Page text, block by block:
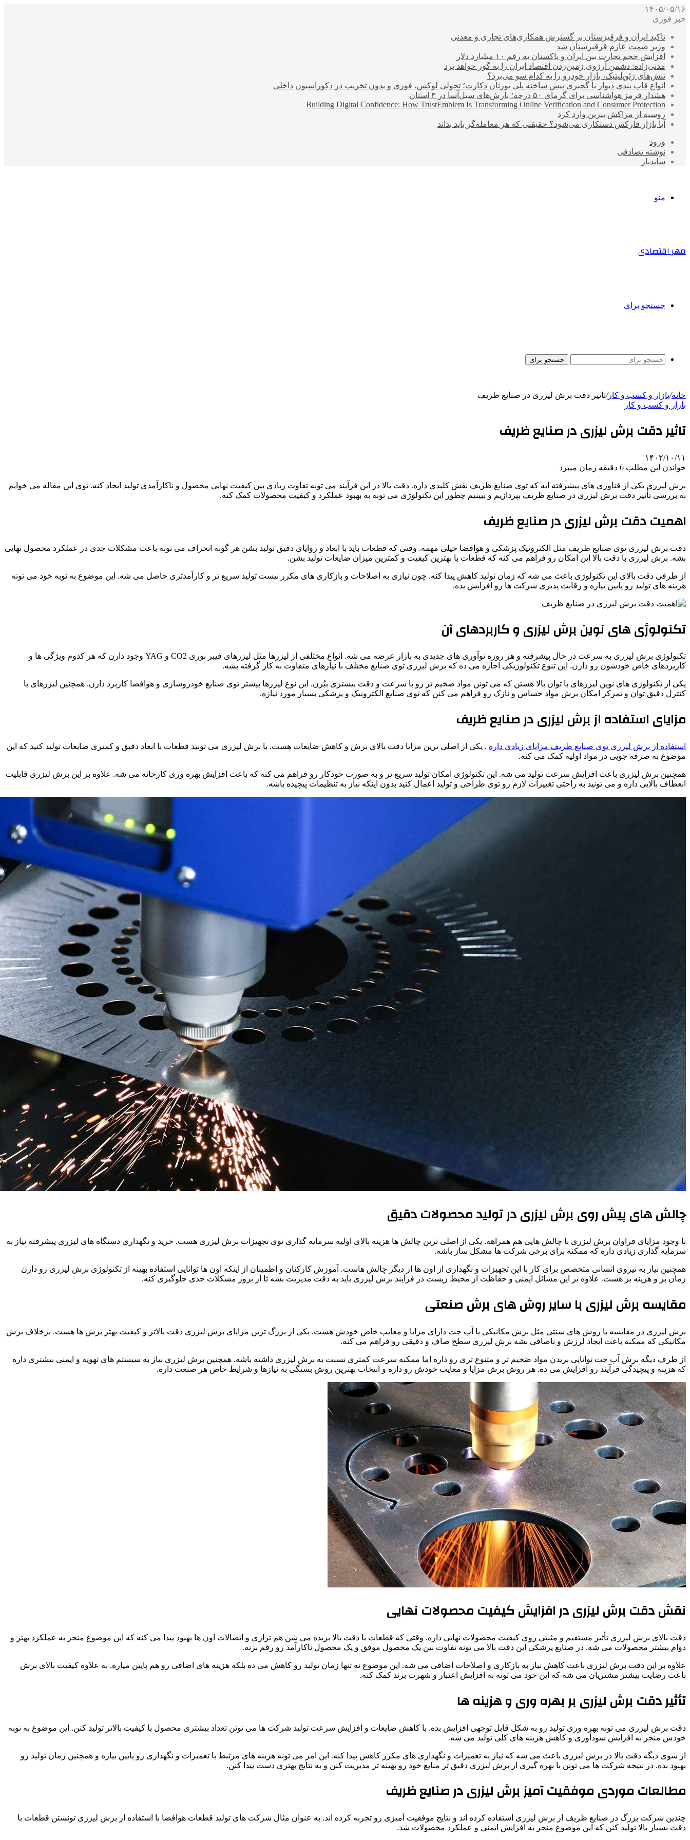
۱۴۰۵/۰۵/۱۶
خبر فوری
تاکید ایران و قرقیزستان بر گسترش همکاری‌های تجاری و معدنی
وزیر صمت عازم قرقیزستان شد
افزایش حجم تجارت بین ایران و پاکستان به رقم ۱۰ میلیارد دلار
مدنی‌زاده: دشمن آرزوی زمین‌زدن اقتصاد ایران را به گور خواهد برد
تنش‌های ژئوپلیتیک، بازار خودرو را به کدام سو می‌برد؟
انواع قاب بندی دیوار با گچبری پیش ساخته پلی یورتان دکارت؛ تحولی لوکس، فوری و بدون تخریب در دکوراسیون داخلی
هشدار قرمز هواشناسی برای گرمای ۵۰ درجه؛ بارش‌های سیل‌آسا در ۳ استان
Building Digital Confidence: How TrustEmblem Is Transforming Online Verification and Consumer Protection
روسیه از مراکش بنزین وارد کرد
آیا بازار فارکس دستکاری می‌شود؟ حقیقتی که هر معامله‌گر باید بداند
ورود
نوشته تصادفی
سایدبار
منو
مهر اقتصادی
جستجو برای
جستجو برای
خانه/بازار و کسب و کار/تاثیر دقت برش لیزری در صنایع ظریف
بازار و کسب و کار
تاثیر دقت برش لیزری در صنایع ظریف
۱۴۰۲/۱۰/۱۱
خواندن این مطلب 6 دقیقه زمان میبرد
برش لیزری یکی از فناوری های پیشرفته ایه که توی صنایع ظریف نقش کلیدی داره. دقت بالا در این فرآیند می تونه تفاوت زیادی بین کیفیت نهایی محصول و ناکارآمدی تولید ایجاد کنه. توی این مقاله می خوایم
به بررسی تأثیر دقت برش لیزری در صنایع ظریف بپردازیم و ببینیم چطور این تکنولوژی می تونه به بهبود عملکرد و کیفیت محصولات کمک کنه.
اهمیت دقت برش لیزری در صنایع ظریف
دقت برش لیزری توی صنایع ظریف مثل الکترونیک پزشکی و هوافضا خیلی مهمه. وقتی که قطعات باید با ابعاد و زوایای دقیق تولید بشن هر گونه انحراف می تونه باعث مشکلات جدی در عملکرد محصول نهایی
بشه. برش لیزری با دقت بالا این امکان رو فراهم می کنه که قطعات با بهترین کیفیت و کمترین میزان ضایعات تولید بشن.
از طرفی دقت بالای این تکنولوژی باعث می شه که زمان تولید کاهش پیدا کنه. چون نیازی به اصلاحات و بازکاری های مکرر نیست تولید سریع تر و کارآمدتری حاصل می شه. این موضوع به نوبه خود می تونه
هزینه های تولید رو پایین بیاره و رقابت پذیری شرکت ها رو افزایش بده.
تکنولوژی های نوین برش لیزری و کاربردهای آن
تکنولوژی برش لیزری به سرعت در حال پیشرفته و هر روزه نوآوری های جدیدی به بازار عرضه می شه. انواع مختلفی از لیزرها مثل لیزرهای فیبر نوری CO2 و YAG وجود دارن که هر کدوم ویژگی ها و
کاربردهای خاص خودشون رو دارن. این تنوع تکنولوژیکی اجازه می ده که برش لیزری توی صنایع مختلف با نیازهای متفاوت به کار گرفته بشه.
یکی از تکنولوژی های نوین لیزرهای با توان بالا هستن که می تونن مواد ضخیم تر رو با سرعت و دقت بیشتری ببُرن. این نوع لیزرها بیشتر توی صنایع خودروسازی و هوافضا کاربرد دارن. همچنین لیزرهای با
کنترل دقیق توان و تمرکز امکان برش مواد حساس و نازک رو فراهم می کنن که توی صنایع الکترونیک و پزشکی بسیار مورد نیازه.
مزایای استفاده از برش لیزری در صنایع ظریف
استفاده از برش لیزری توی صنایع ظریف مزایای زیادی داره . یکی از اصلی ترین مزایا دقت بالای برش و کاهش ضایعات هست. با برش لیزری می تونید قطعات با ابعاد دقیق و کمتری ضایعات تولید کنید که این
موضوع به صرفه جویی در مواد اولیه کمک می کنه.
همچنین برش لیزری باعث افزایش سرعت تولید می شه. این تکنولوژی امکان تولید سریع تر و به صورت خودکار رو فراهم می کنه که باعث افزایش بهره وری کارخانه می شه. علاوه بر این برش لیزری قابلیت
انعطاف بالایی داره و می تونید به راحتی تغییرات لازم رو توی طراحی و تولید اعمال کنید بدون اینکه نیاز به تنظیمات پیچیده باشه.
چالش های پیش روی برش لیزری در تولید محصولات دقیق
با وجود مزایای فراوان برش لیزری با چالش هایی هم همراهه. یکی از اصلی ترین چالش ها هزینه بالای اولیه سرمایه گذاری توی تجهیزات برش لیزری هست. خرید و نگهداری دستگاه های لیزری پیشرفته نیاز به
سرمایه گذاری زیادی داره که ممکنه برای برخی شرکت ها مشکل ساز باشه.
همچنین نیاز به نیروی انسانی متخصص برای کار با این تجهیزات و نگهداری از اون ها از دیگر چالش هاست. آموزش کارکنان و اطمینان از اینکه اون ها توانایی استفاده بهینه از تکنولوژی برش لیزری رو دارن
زمان بر و هزینه بر هست. علاوه بر این مسائل ایمنی و حفاظت از محیط زیست در فرآیند برش لیزری باید به دقت مدیریت بشه تا از بروز مشکلات جدی جلوگیری کنه.
مقایسه برش لیزری با سایر روش های برش صنعتی
برش لیزری در مقایسه با روش های سنتی مثل برش مکانیکی یا آب جت دارای مزایا و معایب خاص خودش هست. یکی از بزرگ ترین مزایای برش لیزری دقت بالاتر و کیفیت بهتر برش ها هست. برخلاف برش
مکانیکی که ممکنه باعث ایجاد لرزش و ناصافی بشه برش لیزری سطح صاف و دقیقی رو فراهم می کنه.
از طرف دیگه برش آب جت توانایی بریدن مواد ضخیم تر و متنوع تری رو داره اما ممکنه سرعت کمتری نسبت به برش لیزری داشته باشه. همچنین برش لیزری نیاز به سیستم های تهویه و ایمنی بیشتری داره
که هزینه و پیچیدگی فرآیند رو افزایش می ده. هر روش برش مزایا و معایب خودش رو داره و انتخاب بهترین روش بستگی به نیازها و شرایط خاص هر صنعت داره.
نقش دقت برش لیزری در افزایش کیفیت محصولات نهایی
دقت بالای برش لیزری تأثیر مستقیم و مثبتی روی کیفیت محصولات نهایی داره. وقتی که قطعات با دقت بالا بریده می شن هم ترازی و اتصالات اون ها بهبود پیدا می کنه که این موضوع منجر به عملکرد بهتر و
دوام بیشتر محصولات می شه. در صنایع پزشکی این دقت بالا می تونه تفاوت بین یک محصول موفق و یک محصول ناکارآمد رو رقم بزنه.
علاوه بر این دقت برش لیزری باعث کاهش نیاز به بازکاری و اصلاحات اضافی می شه. این موضوع نه تنها زمان تولید رو کاهش می ده بلکه هزینه های اضافی رو هم پایین میاره. به علاوه کیفیت بالای برش
باعث رضایت بیشتر مشتریان می شه که این خود می تونه به افزایش اعتبار و شهرت برند کمک کنه.
تأثیر دقت برش لیزری بر بهره وری و هزینه ها
دقت برش لیزری می تونه بهره وری تولید رو به شکل قابل توجهی افزایش بده. با کاهش ضایعات و افزایش سرعت تولید شرکت ها می تونن تعداد بیشتری محصول با کیفیت بالاتر تولید کنن. این موضوع به نوبه
خودش منجر به افزایش سودآوری و کاهش هزینه های کلی تولید می شه.
از سوی دیگه دقت بالا در برش لیزری باعث می شه که نیاز به تعمیرات و نگهداری های مکرر کاهش پیدا کنه. این امر می تونه هزینه های مرتبط با تعمیرات و نگهداری رو پایین بیاره و همچنین زمان تولید رو
بهبود بده. در نتیجه شرکت ها می تونن با بهره گیری از برش لیزری دقیق تر منابع خود رو بهینه تر مدیریت کنن و به نتایج بهتری دست پیدا کنن.
مطالعات موردی موفقیت آمیز برش لیزری در صنایع ظریف
چندین شرکت بزرگ در صنایع ظریف از برش لیزری استفاده کرده اند و نتایج موفقیت آمیزی رو تجربه کرده اند. به عنوان مثال شرکت های تولید قطعات هوافضا با استفاده از برش لیزری تونستن قطعات با
دقت بسیار بالا تولید کنن که این موضوع منجر به افزایش ایمنی و عملکرد محصولات شد.